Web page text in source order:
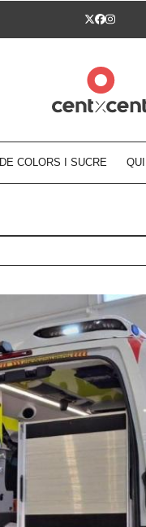
Twitter
Facebook
DE COLORS I SUCRE